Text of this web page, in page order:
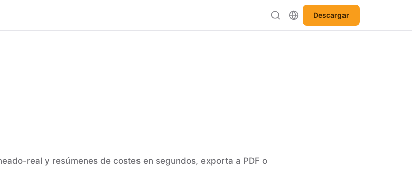
Descargar
real y resúmenes de costes en segundos, exporta a PDF o